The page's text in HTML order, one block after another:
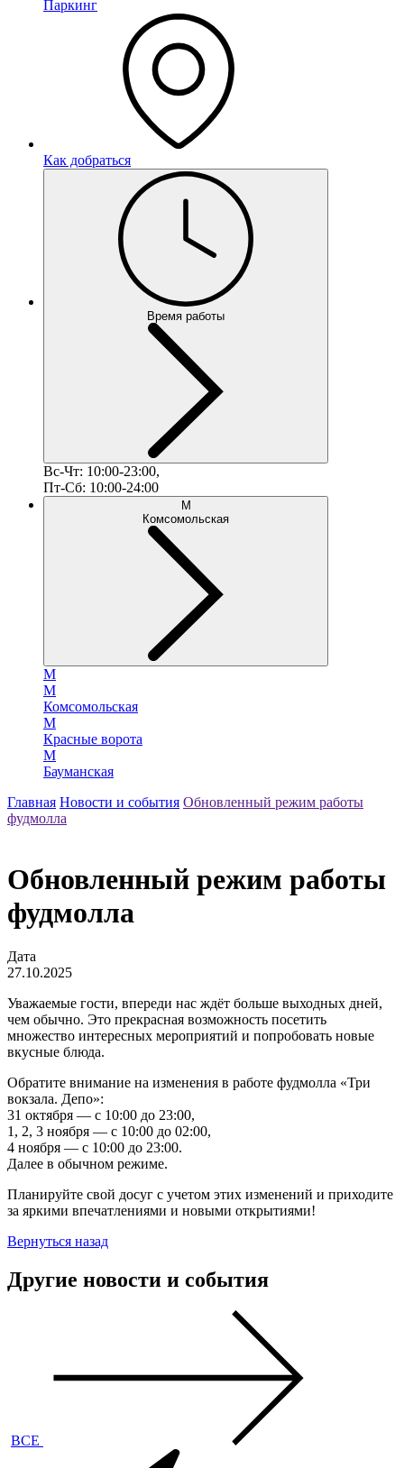
Паркинг
Как добраться
Время работы
Вс-Чт: 10:00-23:00,
Пт-Сб: 10:00-24:00
М
Комсомольская
М
М
Комсомольская
М
Красные ворота
М
Бауманская
Главная Новости и события Обновленный режим работы
фудмолла
Обновленный режим работы
фудмолла
Дата
27.10.2025
Уважаемые гости, впереди нас ждёт больше выходных дней,
чем обычно. Это прекрасная возможность посетить
множество интересных мероприятий и попробовать новые
вкусные блюда.
Обратите внимание на изменения в работе фудмолла «Три
вокзала. Депо»:
31 октября — с 10:00 до 23:00,
1, 2, 3 ноября — с 10:00 до 02:00,
4 ноября — с 10:00 до 23:00.
Далее в обычном режиме.
Планируйте свой досуг с учетом этих изменений и приходите
за яркими впечатлениями и новыми открытиями!
Вернуться назад
Другие новости и события
ВСЕ